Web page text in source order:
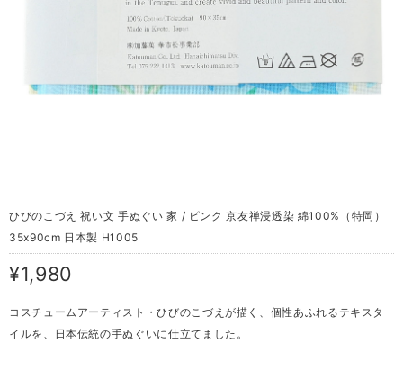
ひびのこづえ 祝い文 手ぬぐい 家 / ピンク 京友禅浸透染 綿100%（特岡）
35x90cm 日本製 H1005
¥1,980
コスチュームアーティスト・ひびのこづえが描く、個性あふれるテキスタ
イルを、日本伝統の手ぬぐいに仕立てました。